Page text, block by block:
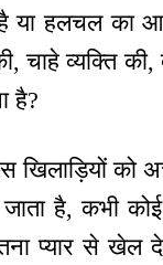
या हलचल का
चाहे व्यक्ति
है?
खिलाड़ियों को
है, कभी
प्यार से खेल